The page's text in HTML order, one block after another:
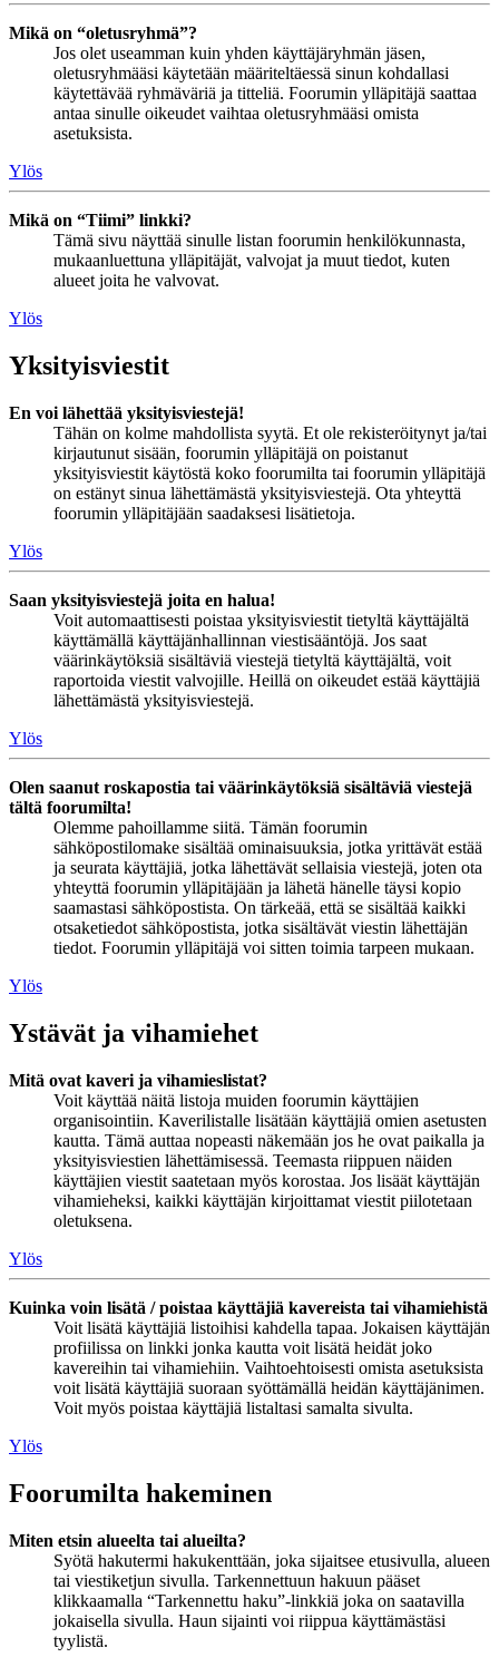
Mikä on “oletusryhmä”?
Jos olet useamman kuin yhden käyttäjäryhmän jäsen,
oletusryhmääsi käytetään määriteltäessä sinun kohdallasi
käytettävää ryhmäväriä ja titteliä. Foorumin ylläpitäjä saattaa
antaa sinulle oikeudet vaihtaa oletusryhmääsi omista
asetuksista.
Ylös
Mikä on “Tiimi” linkki?
Tämä sivu näyttää sinulle listan foorumin henkilökunnasta,
mukaanluettuna ylläpitäjät, valvojat ja muut tiedot, kuten
alueet joita he valvovat.
Ylös
Yksityisviestit
En voi lähettää yksityisviestejä!
Tähän on kolme mahdollista syytä. Et ole rekisteröitynyt ja/tai
kirjautunut sisään, foorumin ylläpitäjä on poistanut
yksityisviestit käytöstä koko foorumilta tai foorumin ylläpitäjä
on estänyt sinua lähettämästä yksityisviestejä. Ota yhteyttä
foorumin ylläpitäjään saadaksesi lisätietoja.
Ylös
Saan yksityisviestejä joita en halua!
Voit automaattisesti poistaa yksityisviestit tietyltä käyttäjältä
käyttämällä käyttäjänhallinnan viestisääntöjä. Jos saat
väärinkäytöksiä sisältäviä viestejä tietyltä käyttäjältä, voit
raportoida viestit valvojille. Heillä on oikeudet estää käyttäjiä
lähettämästä yksityisviestejä.
Ylös
Olen saanut roskapostia tai väärinkäytöksiä sisältäviä viestejä
tältä foorumilta!
Olemme pahoillamme siitä. Tämän foorumin
sähköpostilomake sisältää ominaisuuksia, jotka yrittävät estää
ja seurata käyttäjiä, jotka lähettävät sellaisia viestejä, joten ota
yhteyttä foorumin ylläpitäjään ja lähetä hänelle täysi kopio
saamastasi sähköpostista. On tärkeää, että se sisältää kaikki
otsaketiedot sähköpostista, jotka sisältävät viestin lähettäjän
tiedot. Foorumin ylläpitäjä voi sitten toimia tarpeen mukaan.
Ylös
Ystävät ja vihamiehet
Mitä ovat kaveri ja vihamieslistat?
Voit käyttää näitä listoja muiden foorumin käyttäjien
organisointiin. Kaverilistalle lisätään käyttäjiä omien asetusten
kautta. Tämä auttaa nopeasti näkemään jos he ovat paikalla ja
yksityisviestien lähettämisessä. Teemasta riippuen näiden
käyttäjien viestit saatetaan myös korostaa. Jos lisäät käyttäjän
vihamieheksi, kaikki käyttäjän kirjoittamat viestit piilotetaan
oletuksena.
Ylös
Kuinka voin lisätä / poistaa käyttäjiä kavereista tai vihamiehistä
Voit lisätä käyttäjiä listoihisi kahdella tapaa. Jokaisen käyttäjän
profiilissa on linkki jonka kautta voit lisätä heidät joko
kavereihin tai vihamiehiin. Vaihtoehtoisesti omista asetuksista
voit lisätä käyttäjiä suoraan syöttämällä heidän käyttäjänimen.
Voit myös poistaa käyttäjiä listaltasi samalta sivulta.
Ylös
Foorumilta hakeminen
Miten etsin alueelta tai alueilta?
Syötä hakutermi hakukenttään, joka sijaitsee etusivulla, alueen
tai viestiketjun sivulla. Tarkennettuun hakuun pääset
klikkaamalla “Tarkennettu haku”-linkkiä joka on saatavilla
jokaisella sivulla. Haun sijainti voi riippua käyttämästäsi
tyylistä.